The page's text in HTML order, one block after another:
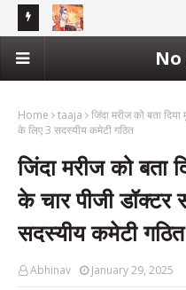
Home taaja
जिंदा मरीज को बता
के लिए 3 सदस्यीय कमेटी गठित
जिंदा मरीज को बता
के चार पीजी
सदस्यीय कमेटी गठित
Abhinav January 29, 2025